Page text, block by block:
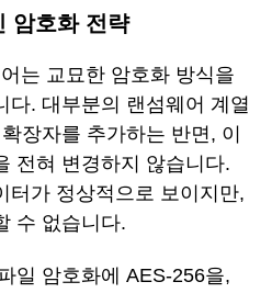
암호화 전략
는 교묘한 암호화 방식을
다. 대부분의 랜섬웨어 계열
장자를 추가하는 반면, 이
전혀 변경하지 않습니다.
터가 정상적으로 보이지만,
수 없습니다.
일 암호화에 AES-256을,